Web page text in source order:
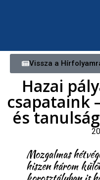
Vissza a
Hazai
csapataink
és
Mozgalmas
hiszen három